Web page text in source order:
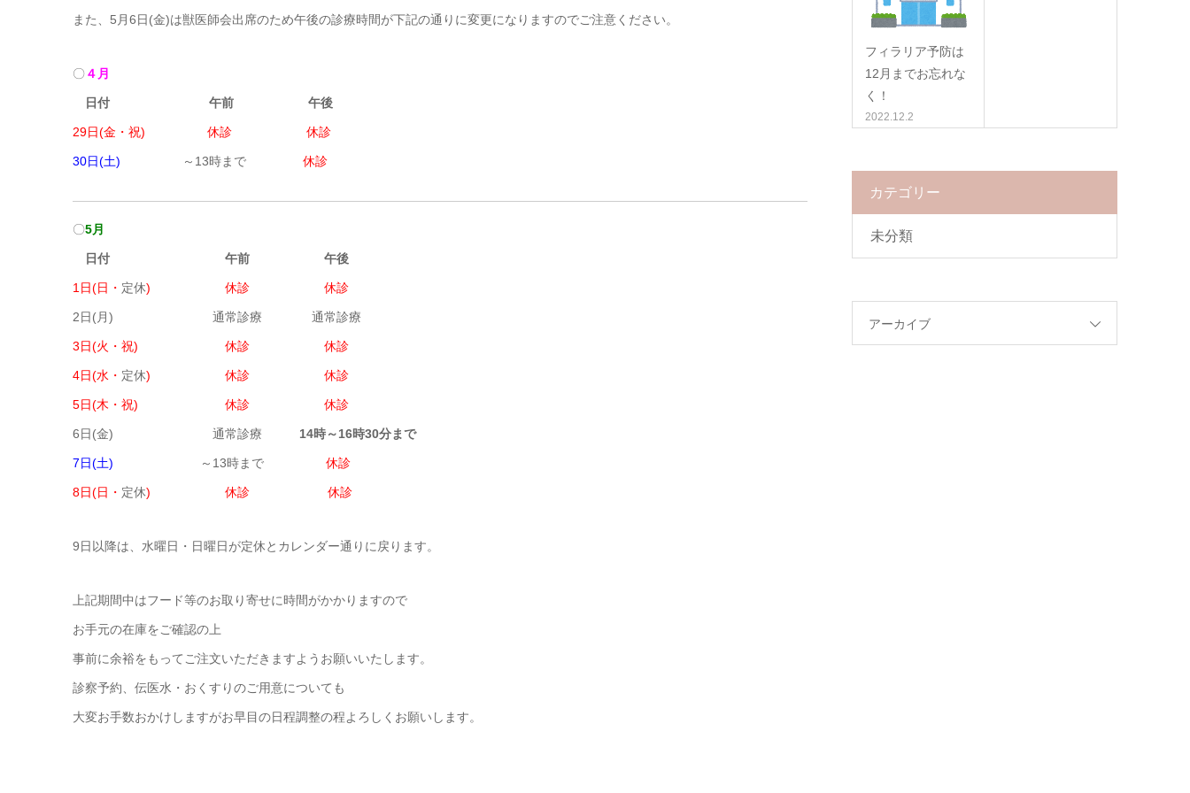
また、5月6日(金)は獣医師会出席のため午後の診療時間が下記の通りに変更になりますのでご注意ください。
〇４月
日付 午前 午後
29日(金・祝) 休診 休診
30日(土) ～13時まで 休診
〇5月
日付 午前 午後
1日(日・ 定休) 休診 休診
2日(月) 通常診療 通常診療
3日(火・祝) 休診 休診
4日(水・ 定休) 休診 休診
5日(木・祝) 休診 休診
6日(金) 通常診療 14時～16時30分まで
7日(土) ～13時まで 休診
8日(日・ 定休) 休診 休診
9日以降は、水曜日・日曜日が定休とカレンダー通りに戻ります。
上記期間中はフード等のお取り寄せに時間がかかりますので
お手元の在庫をご確認の上
事前に余裕をもってご注文いただきますようお願いいたします。
診察予約、伝医水・おくすりのご用意についても
大変お手数おかけしますがお早目の日程調整の程よろしくお願いします。
フィラリア予防は
12月までお忘れな
く！
2022.12.2
カテゴリー
未分類
アーカイブ